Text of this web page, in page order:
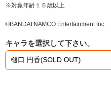
※対象年齢１５歳以上
©BANDAI NAMCO Entertainment Inc.
キャラを選択して下さい。